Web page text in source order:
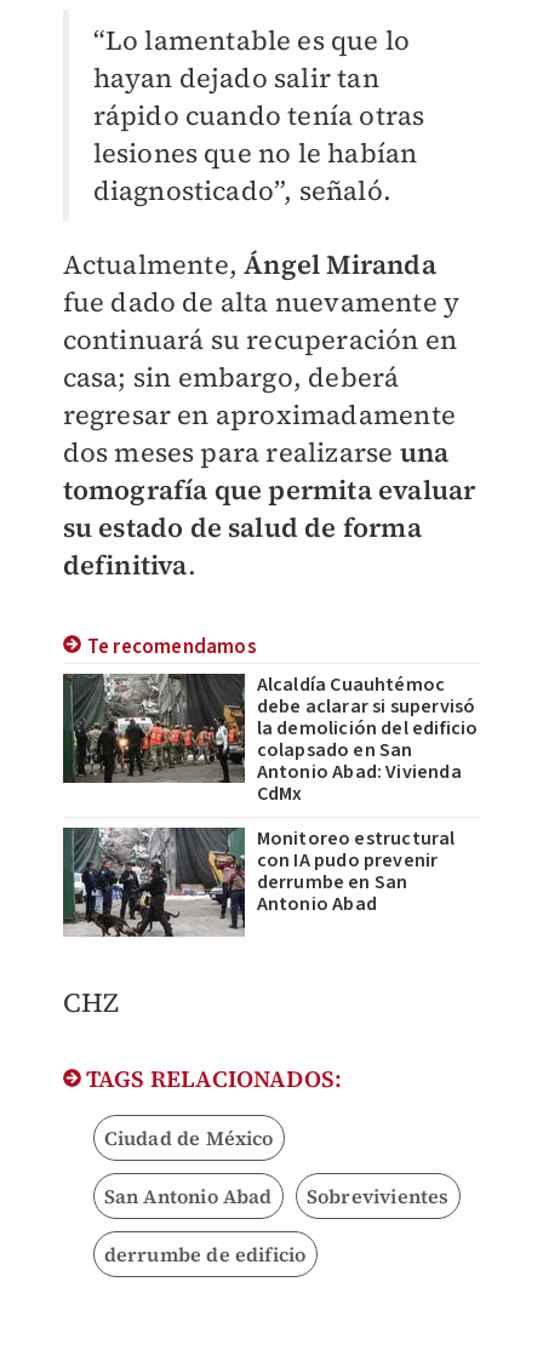
“Lo lamentable es que lo
hayan dejado salir tan
rápido cuando tenía otras
lesiones que no le habían
diagnosticado”, señaló.
Actualmente,Ángel Miranda
fue dado de alta nuevamente y
continuará su recuperación en
casa; sin embargo, deberá
regresar en aproximadamente
dos meses para realizarse una
tomografía que permita evaluar
su estado de salud de forma
definitiva.
Te recomendamos
Alcaldía Cuauhtémoc
debe aclarar si supervisó
la demolición del edificio
colapsado en San
Antonio Abad: Vivienda
CdMx
Monitoreo estructural
con IA pudo prevenir
derrumbe en San
Antonio Abad
CHZ
TAGS RELACIONADOS:
Ciudad de México
San Antonio Abad Sobrevivientes
derrumbe de edificio